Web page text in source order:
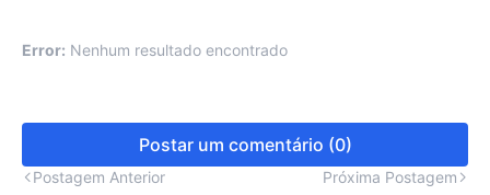
Error: Nenhum resultado encontrado
Postar um comentário (0)
Postagem Anterior Próxima Postagem